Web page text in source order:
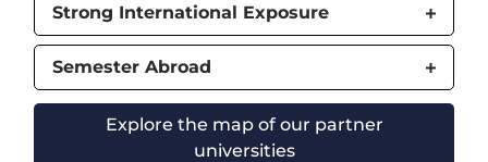
Strong International Exposure
Semester Abroad
Explore the map of our partner
universities